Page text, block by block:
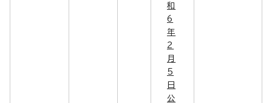
和
6
年
2
月
5
日
公